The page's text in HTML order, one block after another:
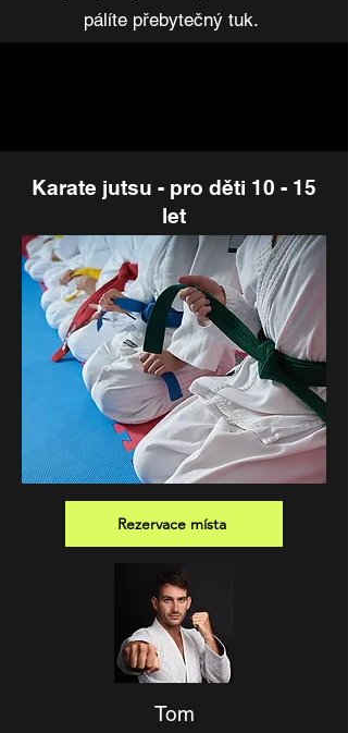
pálíte přebytečný tuk.
Karate jutsu - pro děti 10 - 15
let
Rezervace místa
Tom